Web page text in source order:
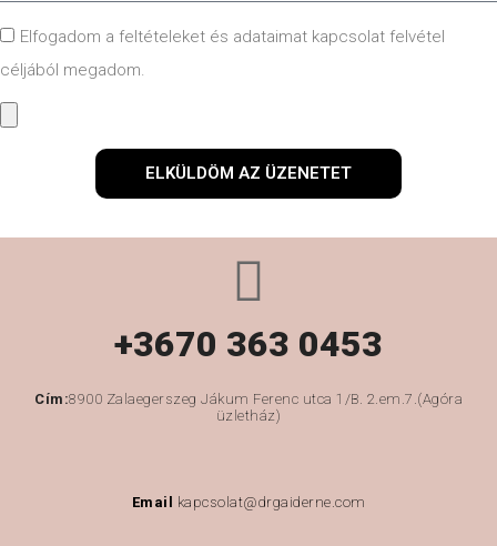
GDPRElfogadom a feltételeket és adataimat kapcsolat felvétel
céljából megadom.
ELKÜLDÖM AZ ÜZENETET
+3670 363 0453
Cím:8900 Zalaegerszeg Jákum Ferenc utca 1/B. 2.em.7.(Agóra
üzletház)
Email kapcsolat@drgaiderne.com